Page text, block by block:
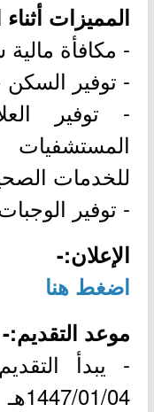
المميزات
- مكافأة مالية
- توفير
- توفير
المستشفيات
للخدمات
- توفير
الإعلان:-
اضغط هنا
موعد التقديم:-
- يبدأ